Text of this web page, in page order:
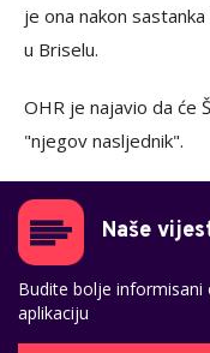
je ona nakon
u Briselu.
OHR je najavio da će
"njegov nasljednik".
Naše
Budite bolje
aplikaciju